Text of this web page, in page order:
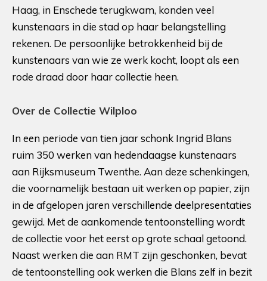
Haag, in Enschede terugkwam, konden veel
kunstenaars in die stad op haar belangstelling
rekenen. De persoonlijke betrokkenheid bij de
kunstenaars van wie ze werk kocht, loopt als een
rode draad door haar collectie heen.
Over de Collectie Wilploo
In een periode van tien jaar schonk Ingrid Blans
ruim 350 werken van hedendaagse kunstenaars
aan Rijksmuseum Twenthe. Aan deze schenkingen,
die voornamelijk bestaan uit werken op papier, zijn
in de afgelopen jaren verschillende deelpresentaties
gewijd. Met de aankomende tentoonstelling wordt
de collectie voor het eerst op grote schaal getoond.
Naast werken die aan RMT zijn geschonken, bevat
de tentoonstelling ook werken die Blans zelf in bezit